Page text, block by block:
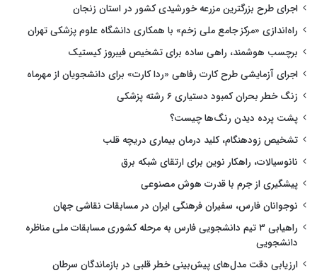
اجرای طرح بزرگترین مزرعه خورشیدی کشور در استان زنجان
راه‌اندازی «مرکز جامع ملی زخم» با همکاری دانشگاه علوم پزشکی تهران
برچسب هوشمند، راهی ساده برای تشخیص فیبروز کیستیک
اجرای آزمایشی طرح کارت رفاهی «ردا کارت» برای دانشجویان از مهرماه
زنگ خطر بحران کمبود دستیاری ۶ رشته پزشکی
پشت پرده دیدن رنگ‌ها چیست؟
تشخیص زودهنگام، کلید درمان بیماری دریچه قلب
نانوسیالات، راهکار نوین برای ارتقای شبکه برق
پیشگیری از جرم با قدرت هوش مصنوعی
نوجوانان فارس، سفیران فرهنگی ایران در مسابقات نقاشی جهان
راهیابی ۳ تیم دانشجویی فارس به مرحله کشوری مسابقات ملی مناظره
دانشجویی
ارزیابی دقت مدل‌های پیش‌بینی خطر قلبی در بازماندگان سرطان